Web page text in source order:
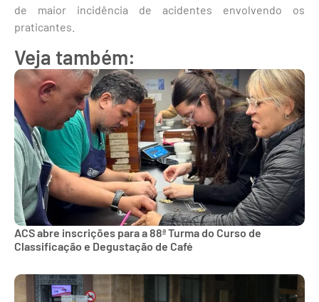
de maior incidência de acidentes envolvendo os
praticantes.
Veja também:
ACS abre inscrições para a 88ª Turma do Curso de
Classificação e Degustação de Café